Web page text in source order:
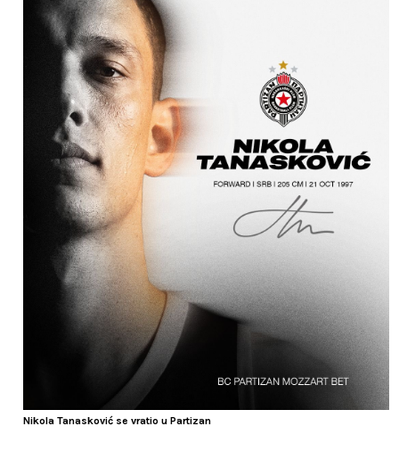
Nikola Tanasković se vratio u Partizan